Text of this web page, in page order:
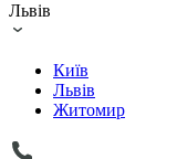
Львів
Київ
Львів
Житомир